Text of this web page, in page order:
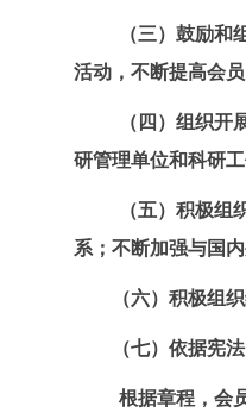
（三）鼓励
活动，不断提高会
（四）组织
研管理单位和科研
（五）积极
系；不断加强与国
（六）积极组
（七）依据宪
根据章程，会